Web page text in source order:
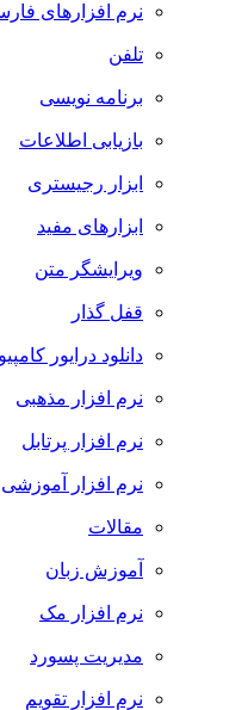
نرم افزارهای
تلفن
برنامه نویسی
بازیابی اطلاعات
ابزار رجیستری
ابزارهای مفید
ویرایشگر متن
قفل گذار
دانلود درایور
نرم افزار مذهبی
نرم افزار پرتابل
نرم افزار آموزشی
مقالات
آموزش زبان
نرم افزار مک
مدیریت پسورد
نرم افزار تقویم